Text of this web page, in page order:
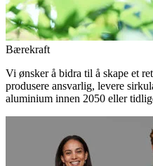
Bærekraft
Vi ønsker å bidra til å skape et
produsere ansvarlig, levere
aluminium innen 2050 eller